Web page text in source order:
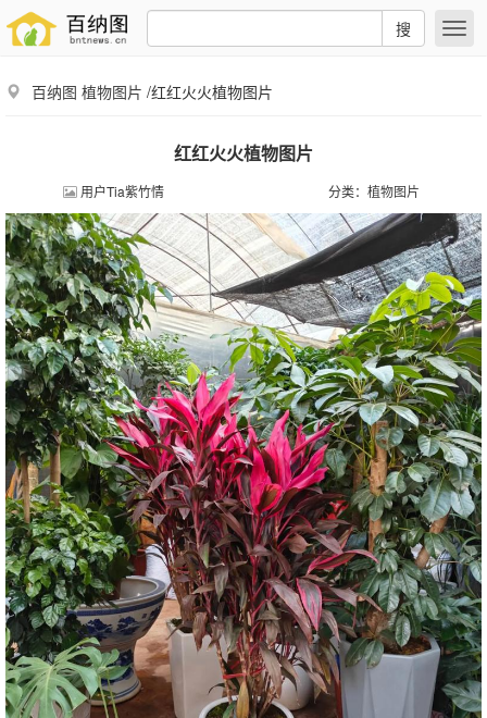
搜
百纳图 植物图片 /红红火火植物图片
红红火火植物图片
用户Tia紫竹情 分类： 植物图片